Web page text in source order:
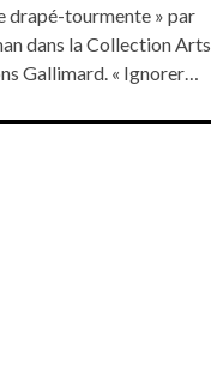
drapé-tourmente » par
dans la Collection Arts
Gallimard. « Ignorer…